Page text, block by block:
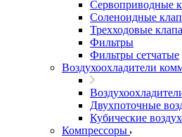
Сервоприводные
Соленоидные
Трехходовые
Фильтры
Фильтры сетчатые
Воздухоохладители
Двухпоточные
Кубические
Компрессоры